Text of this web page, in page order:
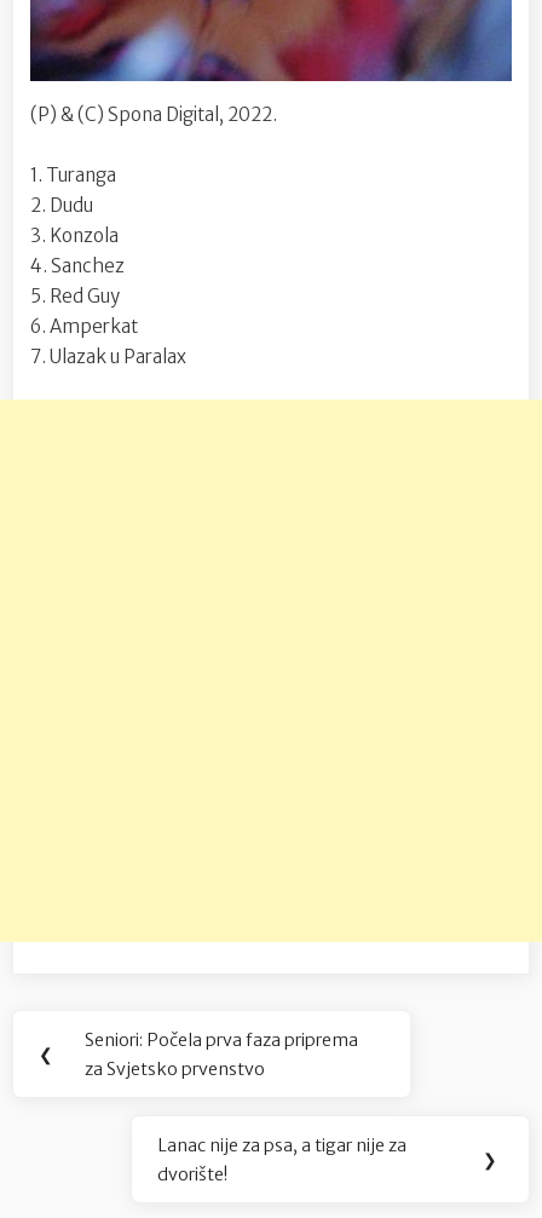
(P) & (C) Spona Digital, 2022.
1. Turanga
2. Dudu
3. Konzola
4. Sanchez
5. Red Guy
6. Amperkat
7. Ulazak u Paralax
Navigacija
objava
❮
Previous
Post:
Seniori: Počela prva faza priprema
za Svjetsko prvenstvo
Next
Post:
Lanac nije za psa, a tigar nije za
dvorište!
❯